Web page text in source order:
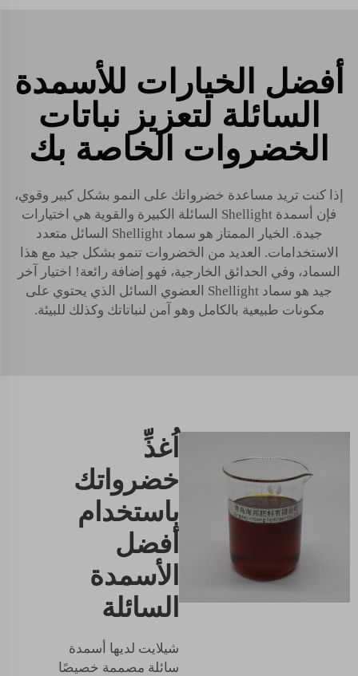
أفضل الخيارات للأسمدة
السائلة لتعزيز نباتات
الخضروات الخاصة بك
إذا كنت تريد مساعدة خضرواتك على النمو بشكل كبير وقوي،
فإن أسمدة Shellight السائلة الكبيرة والقوية هي اختيارات
جيدة. الخيار الممتاز هو سماد Shellight السائل متعدد
الاستخدامات. العديد من الخضروات تنمو بشكل جيد مع هذا
السماد، وفي الحدائق الخارجية، فهو إضافة رائعة! اختيار آخر
جيد هو سماد Shellight العضوي السائل الذي يحتوي على
مكونات طبيعية بالكامل وهو آمن لنباتاتك وكذلك للبيئة.
اُغذِّ
خضرواتك
باستخدام
أفضل
الأسمدة
السائلة
شيلايت لديها أسمدة
سائلة مصممة خصيصًا